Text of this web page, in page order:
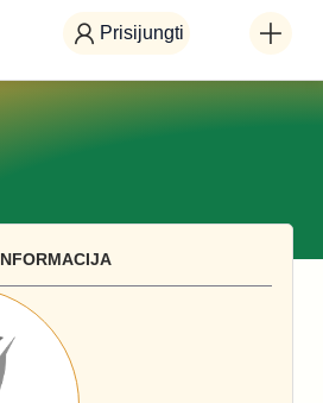
Prisijungti